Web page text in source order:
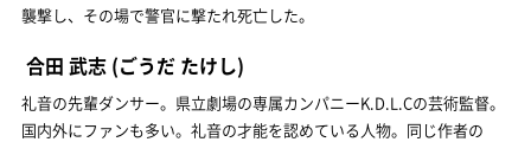
襲撃し、その場で警官に撃たれ死亡した。
合田 武志 (ごうだ たけし)
礼音の先輩ダンサー。県立劇場の専属カンパニーK.D.L.Cの芸術監督。
国内外にファンも多い。礼音の才能を認めている人物。同じ作者の